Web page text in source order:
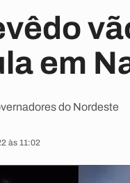
em
do Nordeste
às 11:02